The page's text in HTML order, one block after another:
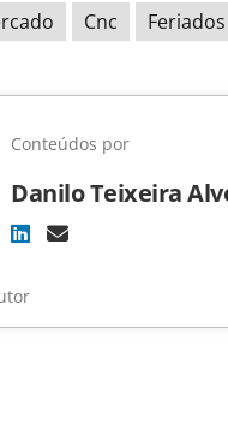
Cnc Feriados
Conteúdos por
Danilo Teixeira